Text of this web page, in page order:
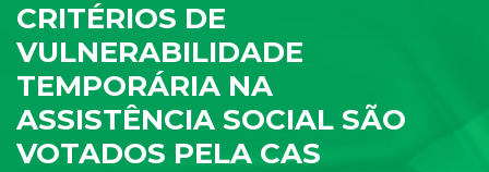
CRITÉRIOS DE
VULNERABILIDADE
TEMPORÁRIA NA
ASSISTÊNCIA SOCIAL SÃO
VOTADOS PELA CAS